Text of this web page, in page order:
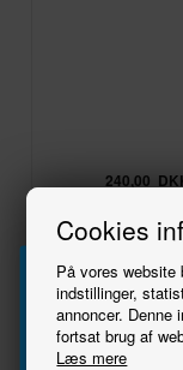
Cookies
På vores
indstillinger,
annoncer. Denne
fortsat brug af
Læs mere
240,00
På
1:87 - H0